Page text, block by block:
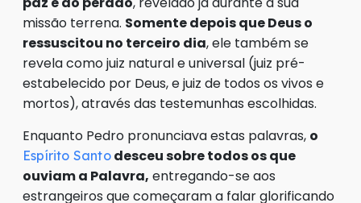
missão terrena. Somente depois que Deus o
ressuscitou no terceiro dia, ele também se
revela como juiz natural e universal (juiz pré-
estabelecido por Deus, e juiz de todos os vivos e
mortos), através das testemunhas escolhidas.
Enquanto Pedro pronunciava estas palavras, o
Espírito Santodesceu sobre todos os que
ouviam a Palavra, entregando-se aos
estrangeiros que começaram a falar glorificando